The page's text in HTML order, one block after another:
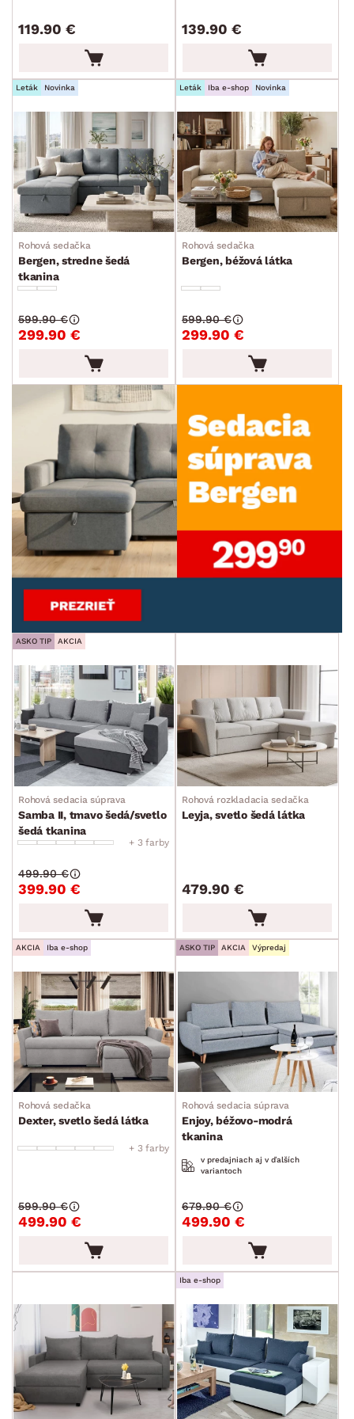
min. cm max. cm
min. cm max. cm
min. cm max. cm
min. cm max.
MATERIÁL
FUNKCIE
ZPÔSOB PREVEDENIA
ŠTÝL
MIESTNOSŤ
ZNAČKA
PET FRIENDLY
119.90 € 139.90 €
Leták Novinka
Rohová sedačka
Bergen, stredne šedá
tkanina
299.90 €
599.90 €
Leták Iba e-shop Novinka
Rohová sedačka
Bergen, béžová látka
299.90 €
599.90 €
ASKO TIP AKCIA
Rohová sedacia súprava
Samba II, tmavo šedá/svetlo
šedá tkanina
+ 3 farby
399.90 €
499.90 €
Rohová rozkladacia sedačka
Leyja, svetlo šedá látka
479.90 €
AKCIA Iba e-shop
Rohová sedačka
Dexter, svetlo šedá látka
+ 3 farby
499.90 €
599.90 €
ASKO TIP AKCIA Výpredaj
Rohová sedacia súprava
Enjoy, béžovo-modrá
tkanina
v predajniach aj v ďalších
variantoch
499.90 €
679.90 €
Iba e-shop